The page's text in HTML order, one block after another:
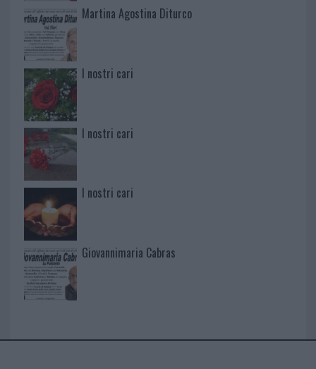
Martina Agostina Diturco
I nostri cari
I nostri cari
I nostri cari
Giovannimaria Cabras